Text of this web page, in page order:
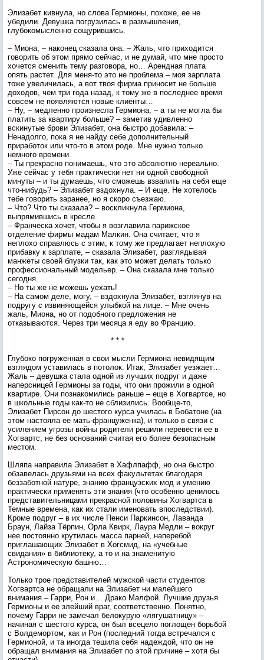
Элизабет кивнула, но слова Гермионы, похоже, ее не
убедили. Девушка погрузилась в размышления,
глубокомысленно сощурившись.
– Миона, – наконец сказала она. – Жаль, что приходится
говорить об этом прямо сейчас, и не думай, что мне просто
хочется сменить тему разговора, но… Арендная плата
опять растет. Для меня-то это не проблема – моя зарплата
тоже увеличилась, а вот твоя фирма приносит не больше
доходов, чем три года назад, к тому же в последнее время
совсем не появляются новые клиенты…
– Ну, – медленно произнесла Гермиона, – а ты не могла бы
платить за квартиру больше? – заметив удивленно
вскинутые брови Элизабет, она быстро добавила: –
Ненадолго, пока я не найду себе дополнительный
приработок или что-то в этом роде. Мне нужно только
немного времени.
– Ты прекрасно понимаешь, что это абсолютно нереально.
Уже сейчас у тебя практически нет ни одной свободной
минуты – и ты думаешь, что сможешь взвалить на себя еще
что-нибудь? – Элизабет вздохнула. – И еще. Не хотелось
тебе говорить заранее, но я скоро съезжаю.
– Что? Что ты сказала? – воскликнула Гермиона,
выпрямившись в кресле.
– Франческа хочет, чтобы я возглавила парижское
отделение фирмы мадам Малкин. Она считает, что я
неплохо справлюсь с этим, к тому же предлагает неплохую
прибавку к зарплате, – сказала Элизабет, разглядывая
манжеты своей блузки так, как это может делать только
профессиональный модельер. – Она сказала мне только
сегодня.
– Но ты же не можешь уехать!
– На самом деле, могу, – вздохнула Элизабет, взглянув на
подругу с извиняющейся улыбкой на лице. – Мне очень
жаль, Миона, но от подобного предложения не
отказываются. Через три месяца я еду во Францию.
* * *
Глубоко погруженная в свои мысли Гермиона невидящим
взглядом уставилась в потолок. Итак, Элизабет уезжает…
Жаль – девушка стала одной из лучших подруг и даже
наперсницей Гермионы за годы, что они прожили в одной
квартире. Они познакомились раньше – еще в Хогвартсе, но
в школьные годы как-то не сблизились. Вообще-то,
Элизабет Пирсон до шестого курса училась в Бобатоне (на
этом настояла ее мать-француженка), и только в связи с
усилением угрозы войны родители решили перевести ее в
Хогвартс, не без оснований считая его более безопасным
местом.
Шляпа направила Элизабет в Хафлпафф, но она быстро
обзавелась друзьями на всех факультетах благодаря
беззаботной натуре, знанию французских мод и умению
практически применять эти знания (что особенно ценилось
представительницами прекрасной половины Хогвартса в
Темные времена, как их стали именовать впоследствии).
Кроме подруг – в их числе Пенси Паркинсон, Лаванда
Браун, Лайза Тёрпин, Орла Квирк, Лаура Медли – вокруг
нее постоянно крутилась масса парней, наперебой
приглашающих Элизабет в Хогсмид, на «учебные
свидания» в библиотеку, а то и на знаменитую
Астрономическую башню…
Только трое представителей мужской части студентов
Хогвартса не обращали на Элизабет ни малейшего
внимания – Гарри, Рон и… Драко Малфой. Лучшие друзья
Гермионы и ее злейший враг, соответственно. Понятно,
почему Гарри не замечал белокурую «лягушатницу» –
начиная с шестого курса, он был всецело поглощен борьбой
с Волдемортом, как и Рон (последний тогда встречался с
Гермионой, и та иногда тешила себя надеждой, что он не
обращал внимания на Элизабет по этой причине – хотя бы